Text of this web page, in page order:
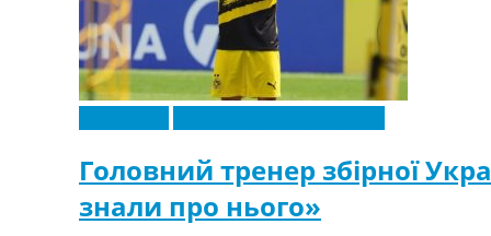
Головний тренер збірної
знали про нього»